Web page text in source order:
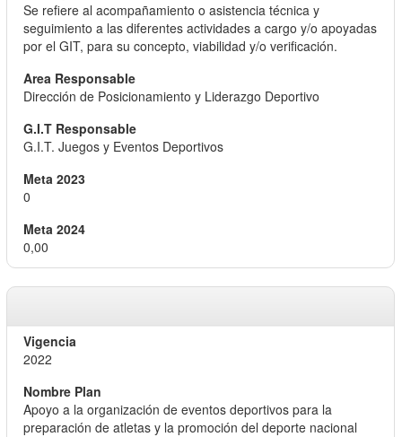
Se refiere al acompañamiento o asistencia técnica y
seguimiento a las diferentes actividades a cargo y/o apoyadas
por el GIT, para su concepto, viabilidad y/o verificación.
Dirección de Posicionamiento y Liderazgo Deportivo
G.I.T. Juegos y Eventos Deportivos
0
0,00
2022
Apoyo a la organización de eventos deportivos para la
preparación de atletas y la promoción del deporte nacional